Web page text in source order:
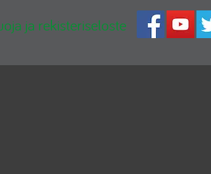
ja rekisteriseloste